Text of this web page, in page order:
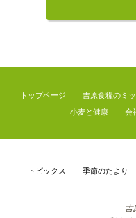
トップページ 吉原食糧のミ
小麦と健康
会
トピックス 季節のたより
吉